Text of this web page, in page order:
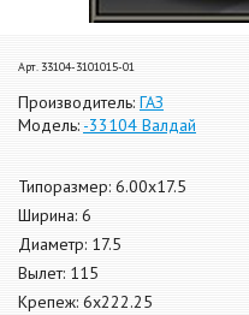
Арт. 33104-3101015-01
Производитель: ГАЗ
Модель: -33104 Валдай
Типоразмер: 6.00x17.5
Ширина: 6
Диаметр: 17.5
Вылет: 115
Крепеж: 6x222.25